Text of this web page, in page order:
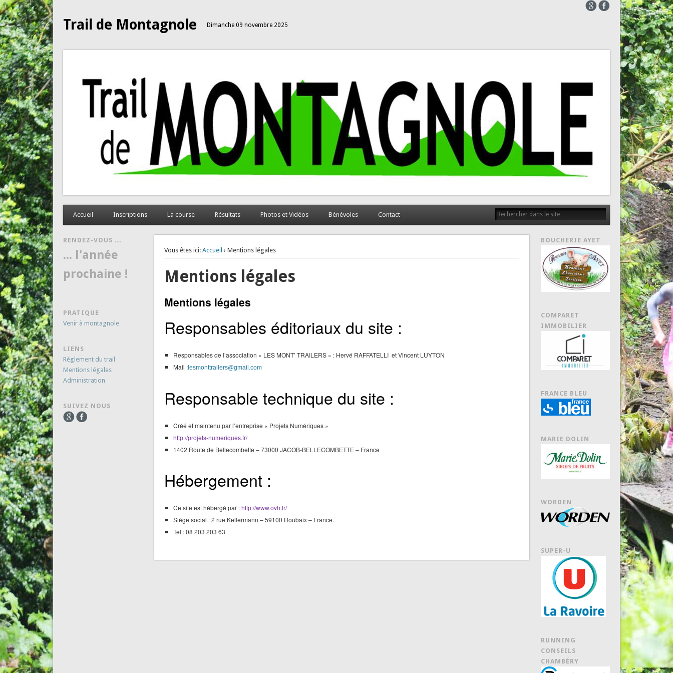
Trail de Montagnole Dimanche 09 novembre 2025
Accueil Inscriptions La course Résultats Photos et Vidéos Bénévoles Contact
Vous êtes ici: Accueil › Mentions légales
Mentions légales
Mentions légales
Responsables éditoriaux du site :
Responsables de l’association « LES MONT’ TRAILERS » : Hervé RAFFATELLI et Vincent LUYTON
Mail : lesmonttrailers@gmail.com
Responsable technique du site :
Créé et maintenu par l’entreprise « Projets Numériques »
http://projets-numeriques.fr/
1402 Route de Bellecombette – 73000 JACOB-BELLECOMBETTE – France
Hébergement :
Ce site est hébergé par :http://www.ovh.fr/
Siège social : 2 rue Kellermann – 59100 Roubaix – France.
Tel : 08 203 203 63
RENDEZ-VOUS …
... l'année
prochaine !
PRATIQUE
Venir à montagnole
LIENS
Règlement du trail
Mentions légales
Administration
SUIVEZ NOUS
BOUCHERIE AYET
COMPARET
IMMOBILIER
FRANCE BLEU
MARIE DOLIN
WORDEN
SUPER-U
RUNNING
CONSEILS
CHAMBÉRY